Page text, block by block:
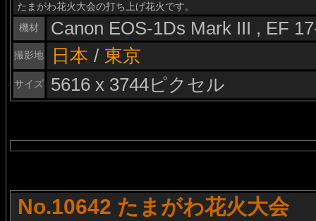
たまがわ花火大会の打ち上げ花火です。
機材
Canon EOS-1Ds Mark III , EF
撮影地 日本 / 東京
サイズ 5616 x 3744ピクセル
No.10642 たまがわ花火大会